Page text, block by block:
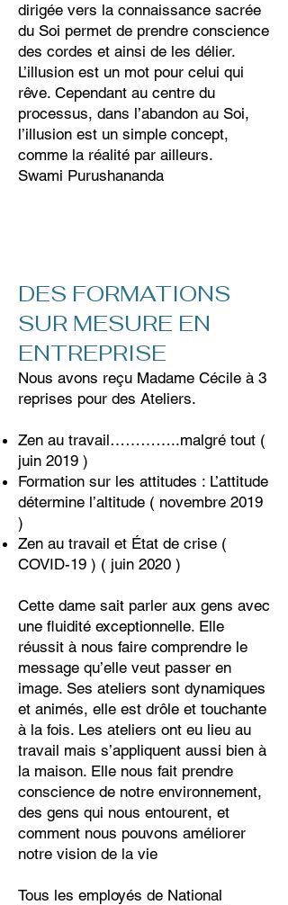
dirigée vers la connaissance sacrée
du Soi permet de prendre conscience
des cordes et ainsi de les délier.
L’illusion est un mot pour celui qui
rêve. Cependant au centre du
processus, dans l’abandon au Soi,
l’illusion est un simple concept,
comme la réalité par ailleurs.
Swami Purushananda
DES FORMATIONS
SUR MESURE EN
ENTREPRISE
Nous avons reçu Madame Cécile à 3
reprises pour des Ateliers.
Zen au travail…………..malgré tout (
juin 2019 )
Formation sur les attitudes : L’attitude
détermine l’altitude ( novembre 2019
)
Zen au travail et État de crise (
COVID-19 ) ( juin 2020 )
Cette dame sait parler aux gens avec
une fluidité exceptionnelle. Elle
réussit à nous faire comprendre le
message qu’elle veut passer en
image. Ses ateliers sont dynamiques
et animés, elle est drôle et touchante
à la fois. Les ateliers ont eu lieu au
travail mais s’appliquent aussi bien à
la maison. Elle nous fait prendre
conscience de notre environnement,
des gens qui nous entourent, et
comment nous pouvons améliorer
notre vision de la vie
Tous les employés de National